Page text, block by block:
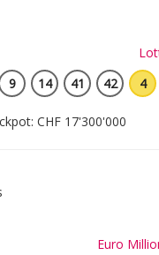
9 14 41 42 4
CHF 17'300'000
Euro